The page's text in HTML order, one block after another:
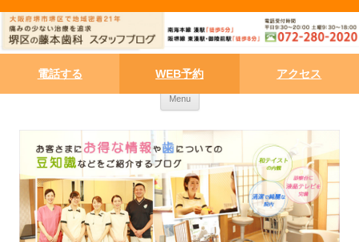
電話する WEB予約 アクセス
Menu Skip to content